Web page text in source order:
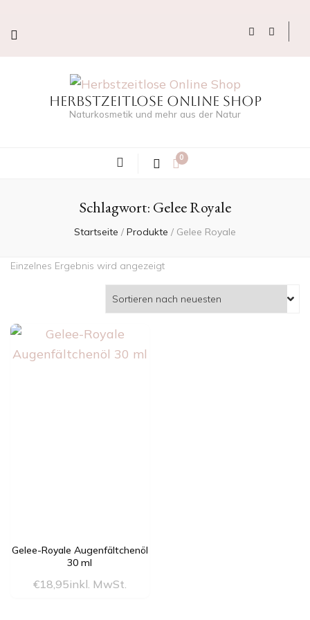
Herbstzeitlose Online Shop
Naturkosmetik und mehr aus der Natur
0
Schlagwort: Gelee Royale
Startseite / Produkte / Gelee Royale
Einzelnes Ergebnis wird angezeigt
Gelee-Royale Augenfältchenöl
30 ml
€18,95inkl. MwSt.